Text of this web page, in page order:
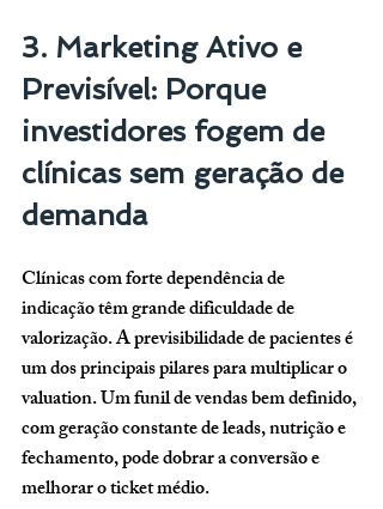
3. Marketing Ativo e
Previsível: Porque
investidores fogem de
clínicas sem geração de
demanda
Clínicas com forte dependência de
indicação têm grande dificuldade de
valorização. A previsibilidade de pacientes é
um dos principais pilares para multiplicar o
valuation. Um funil de vendas bem definido,
com geração constante de leads, nutrição e
fechamento, pode dobrar a conversão e
melhorar o ticket médio.